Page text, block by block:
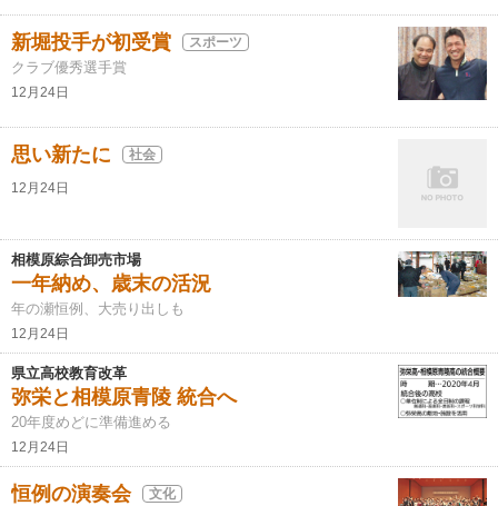
新堀投手が初受賞 スポーツ
クラブ優秀選手賞
12月24日
思い新たに 社会
12月24日
相模原綜合卸売市場
一年納め、歳末の活況
年の瀬恒例、大売り出しも
12月24日
県立高校教育改革
弥栄と相模原青陵 統合へ
20年度めどに準備進める
12月24日
恒例の演奏会 文化